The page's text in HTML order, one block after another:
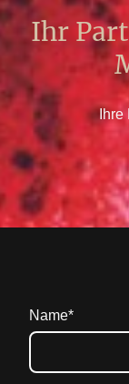
Ihr
Ihre
Name*